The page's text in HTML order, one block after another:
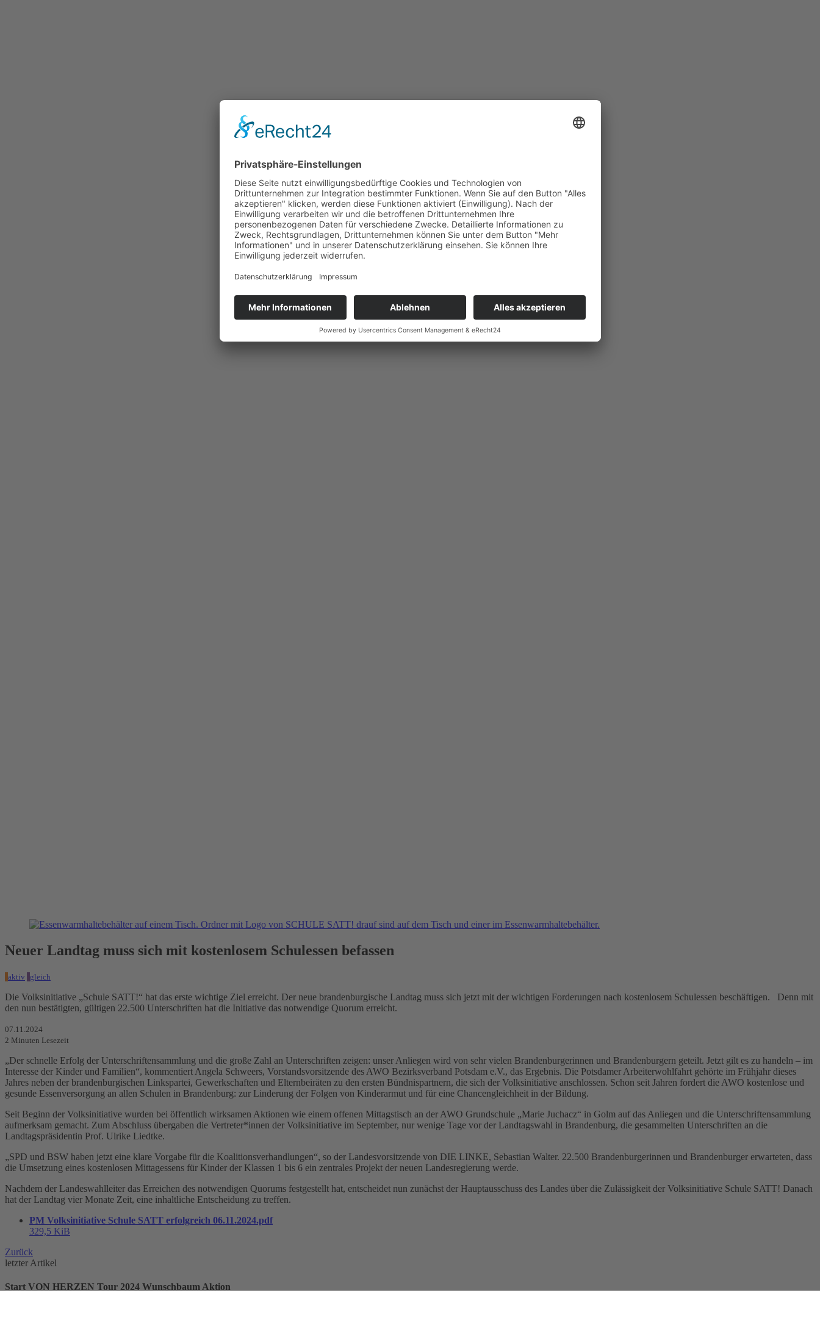
Neuer Landtag muss sich mit kostenlosem Schulessen befassen
aktiv gleich
Die Volksinitiative „Schule SATT!“ hat das erste wichtige Ziel erreicht. Der neue brandenburgische Landtag muss sich jetzt mit der wichtigen Forderungen nach kostenlosem Schulessen beschäftigen. Denn mit
den nun bestätigten, gültigen 22.500 Unterschriften hat die Initiative das notwendige Quorum erreicht.
07.11.2024
2 Minuten Lesezeit
„Der schnelle Erfolg der Unterschriftensammlung und die große Zahl an Unterschriften zeigen: unser Anliegen wird von sehr vielen Brandenburgerinnen und Brandenburgern geteilt. Jetzt gilt es zu handeln – im
Interesse der Kinder und Familien“, kommentiert Angela Schweers, Vorstandsvorsitzende des AWO Bezirksverband Potsdam e.V., das Ergebnis. Die Potsdamer Arbeiterwohlfahrt gehörte im Frühjahr dieses
Jahres neben der brandenburgischen Linkspartei, Gewerkschaften und Elternbeiräten zu den ersten Bündnispartnern, die sich der Volksinitiative anschlossen. Schon seit Jahren fordert die AWO kostenlose und
gesunde Essenversorgung an allen Schulen in Brandenburg: zur Linderung der Folgen von Kinderarmut und für eine Chancengleichheit in der Bildung.
Seit Beginn der Volksinitiative wurden bei öffentlich wirksamen Aktionen wie einem offenen Mittagstisch an der AWO Grundschule „Marie Juchacz“ in Golm auf das Anliegen und die Unterschriftensammlung
aufmerksam gemacht. Zum Abschluss übergaben die Vertreter*innen der Volksinitiative im September, nur wenige Tage vor der Landtagswahl in Brandenburg, die gesammelten Unterschriften an die
Landtagspräsidentin Prof. Ulrike Liedtke.
„SPD und BSW haben jetzt eine klare Vorgabe für die Koalitionsverhandlungen“, so der Landesvorsitzende von DIE LINKE, Sebastian Walter. 22.500 Brandenburgerinnen und Brandenburger erwarteten, dass
die Umsetzung eines kostenlosen Mittagessens für Kinder der Klassen 1 bis 6 ein zentrales Projekt der neuen Landesregierung werde.
Nachdem der Landeswahlleiter das Erreichen des notwendigen Quorums festgestellt hat, entscheidet nun zunächst der Hauptausschuss des Landes über die Zulässigkeit der Volksinitiative Schule SATT! Danach
hat der Landtag vier Monate Zeit, eine inhaltliche Entscheidung zu treffen.
PM Volksinitiative Schule SATT erfolgreich 06.11.2024.pdf
329,5 KiB
Zurück
letzter Artikel
Start VON HERZEN Tour 2024 Wunschbaum Aktion